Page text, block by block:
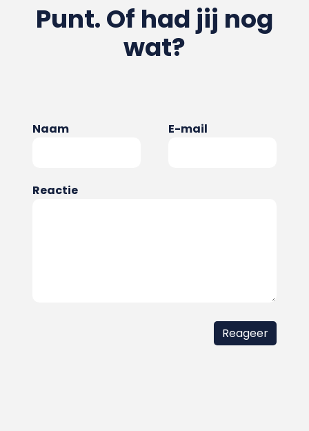
Punt. Of had jij nog
wat?
Naam E-mail
Reactie